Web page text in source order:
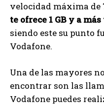
velocidad máxima de
te ofrece 1 GB y a
siendo este su punto
Vodafone.
Una de las mayores
encontrar son las
Vodafone puedes